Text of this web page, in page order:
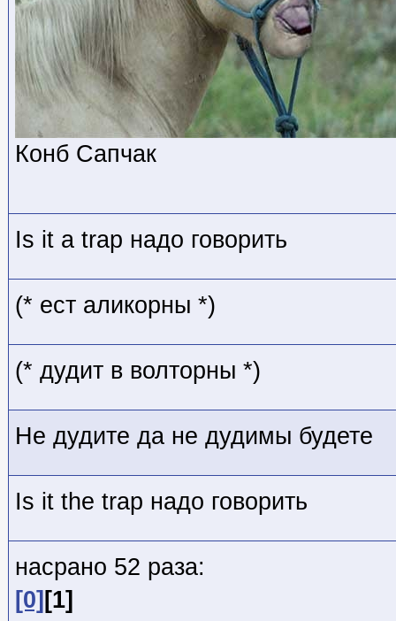
Конб Сапчак
Is it a trap надо говорить
(* ест аликорны *)
(* дудит в волторны *)
Не дудите да не дудимы будете
Is it the trap надо говорить
насрано 52 раза:
[0] [1]